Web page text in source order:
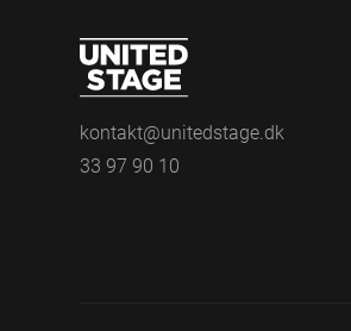
kontakt@unitedstage.dk
33 97 90 10